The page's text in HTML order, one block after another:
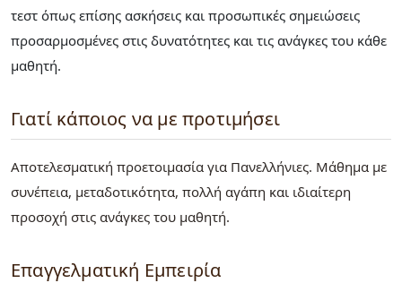
τεστ όπως επίσης ασκήσεις και προσωπικές σημειώσεις
προσαρμοσμένες στις δυνατότητες και τις ανάγκες του κάθε
μαθητή.
Γιατί κάποιος να με προτιμήσει
Αποτελεσματική προετοιμασία για Πανελλήνιες. Μάθημα με
συνέπεια, μεταδοτικότητα, πολλή αγάπη και ιδιαίτερη
προσοχή στις ανάγκες του μαθητή.
Επαγγελματική Εμπειρία